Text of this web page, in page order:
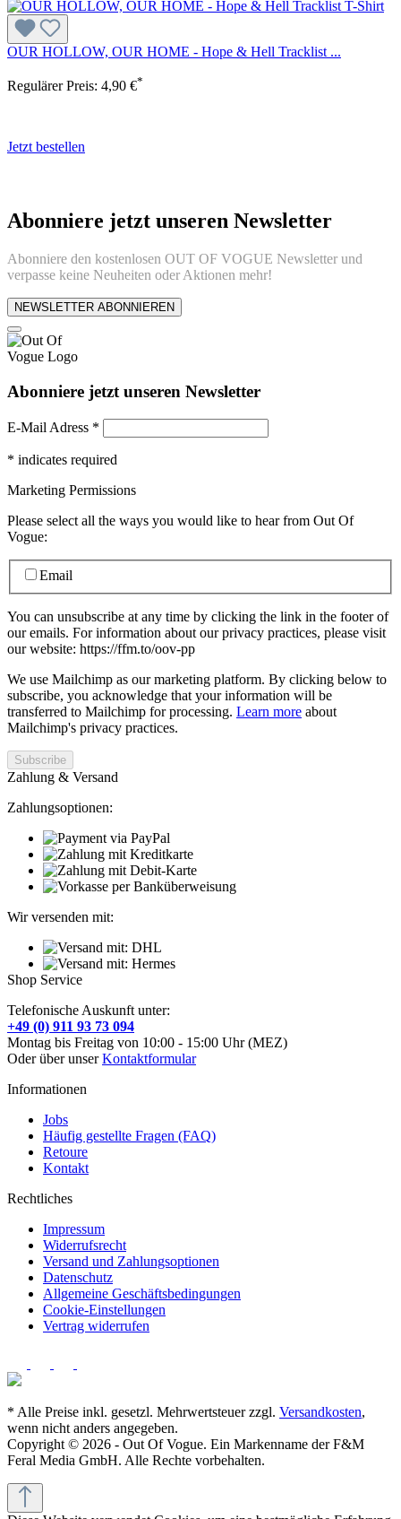
OUR HOLLOW, OUR HOME - Hope & Hell Tracklist ...
Regulärer Preis: 4,90 €*
Jetzt bestellen
Abonniere jetzt unseren Newsletter
Abonniere den kostenlosen OUT OF VOGUE Newsletter und
verpasse keine Neuheiten oder Aktionen mehr!
NEWSLETTER ABONNIEREN
Abonniere jetzt unseren Newsletter
E-Mail Adress *
* indicates required
Marketing Permissions
Please select all the ways you would like to hear from Out Of
Vogue:
Email
You can unsubscribe at any time by clicking the link in the footer of
our emails. For information about our privacy practices, please visit
our website: https://ffm.to/oov-pp
We use Mailchimp as our marketing platform. By clicking below to
subscribe, you acknowledge that your information will be
transferred to Mailchimp for processing. Learn more about
Mailchimp's privacy practices.
Zahlung & Versand
Zahlungsoptionen:
Wir versenden mit:
Shop Service
Telefonische Auskunft unter:
+49 (0) 911 93 73 094
Montag bis Freitag von 10:00 - 15:00 Uhr (MEZ)
Oder über unserKontaktformular
Informationen
Jobs
Häufig gestellte Fragen (FAQ)
Retoure
Kontakt
Rechtliches
Impressum
Widerrufsrecht
Versand und Zahlungsoptionen
Datenschutz
Allgemeine Geschäftsbedingungen
Cookie-Einstellungen
Vertrag widerrufen
* Alle Preise inkl. gesetzl. Mehrwertsteuer zzgl. Versandkosten,
wenn nicht anders angegeben.
Copyright © 2026 - Out Of Vogue. Ein Markenname der F&M
Feral Media GmbH. Alle Rechte vorbehalten.